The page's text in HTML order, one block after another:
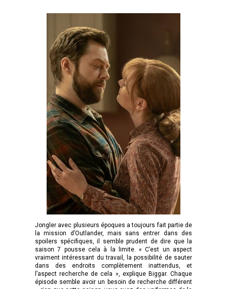
Jongler avec plusieurs époques a toujours fait partie de
la mission d’Outlander, mais sans entrer dans des
spoilers spécifiques, il semble prudent de dire que la
saison 7 pousse cela à la limite. « C’est un aspect
vraiment intéressant du travail, la possibilité de sauter
dans des endroits complètement inattendus, et
l’aspect recherche de cela », explique Biggar. Chaque
épisode semble avoir un besoin de recherche différent